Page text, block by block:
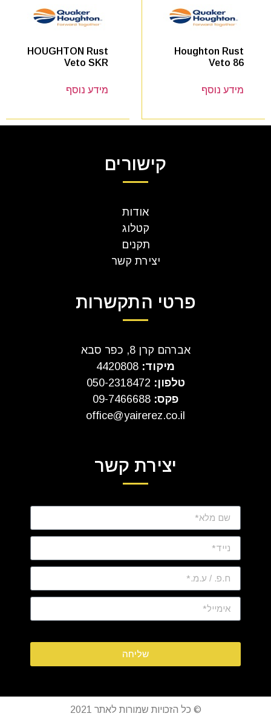
Houghton Rust
Veto 86
מידע נוסף
HOUGHTON Rust
Veto SKR
מידע נוסף
קישורים
אודות
קטלוג
תקנים
יצירת קשר
פרטי התקשרות
אברהם קרן 8, כפר סבא
מיקוד:
טלפון:
פקס: 09-7466688
office@yairerez.co.il
יצירת קשר
שליחה
© כל הזכויות שמורות לאתר 2021